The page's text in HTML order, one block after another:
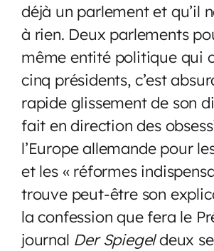
déjà un parlement et qu’il
à rien. Deux parlements
même entité politique qui
cinq présidents, c’est
rapide glissement de son
fait en direction des
l’Europe allemande pour
et les « réformes
trouve peut-être son
la confession que fera le
journal Der Spiegeldeux